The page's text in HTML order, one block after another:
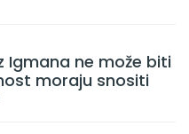
Igmana ne može biti
moraju snositi